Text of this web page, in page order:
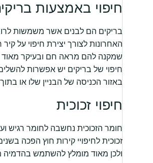
חיפוי באמצעות
בריקים הם לבנים אשר משמשות
האחרונות לצורך יצירת חיפוי על
שמקנה להם מראה חם ובעיקר
חיפוי של בריקים יש אפשרות
באזור הכניסה של הבניין שלו או
חיפוי זכוכית
חומר הזכוכית נחשבה לחומר רגיש
זכוכית לחיפויי קירות חוץ הפכה
ולכן מאוד מומלץ להשתמש בהדמיה